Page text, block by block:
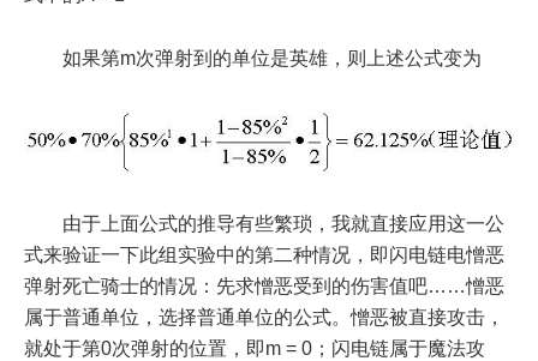
如果第m次弹射到的单位是英雄，则上述公式变为
由于上面公式的推导有些繁琐，我就直接应用这一公
式来验证一下此组实验中的第二种情况，即闪电链电憎恶
弹射死亡骑士的情况：先求憎恶受到的伤害值吧……憎恶
属于普通单位，选择普通单位的公式。憎恶被直接攻击，
就处于第0次弹射的位置，即m = 0；闪电链属于魔法攻